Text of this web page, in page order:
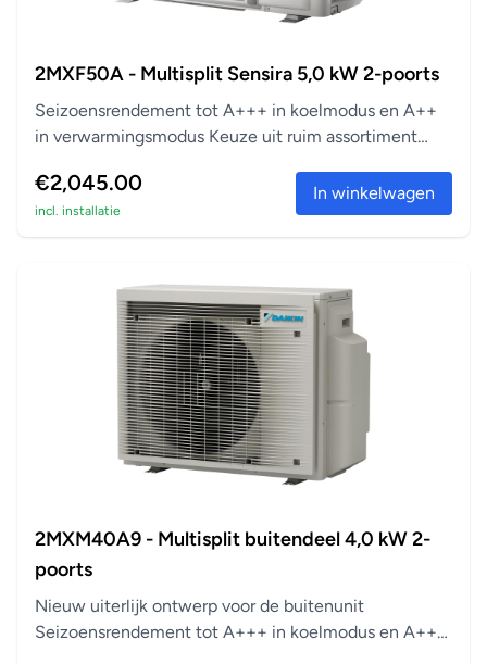
2MXF50A - Multisplit Sensira 5,0 kW 2-poorts
Seizoensrendement tot A+++ in koelmodus en A++
in verwarmingsmodus Keuze uit ruim assortiment
€2,045.00
incl. installatie
In winkelwagen
2MXM40A9 - Multisplit buitendeel 4,0 kW 2-
poorts
Nieuw uiterlijk ontwerp voor de buitenunit
Seizoensrendement tot A+++ in koelmodus en A++